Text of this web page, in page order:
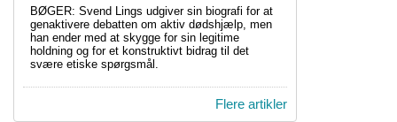
BØGER: Svend Lings udgiver sin biografi for at
genaktivere debatten om aktiv dødshjælp, men
han ender med at skygge for sin legitime
holdning og for et konstruktivt bidrag til det
svære etiske spørgsmål.
Flere artikler